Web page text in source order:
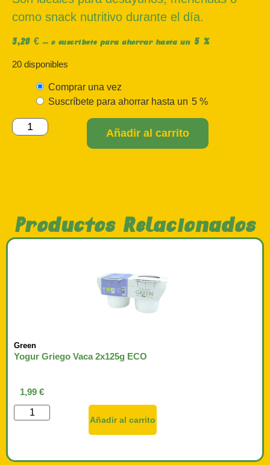
20 disponibles
Comprar una vez
Suscríbete para ahorrar hasta un 5 %
Añadir al carrito
como snack nutritivo durante el día.
3,20 € — o suscríbete para ahorrar hasta un 5 %
Productos Relacionados
Green
Yogur Griego Vaca 2x125g ECO
1,99 €
Añadir al carrito